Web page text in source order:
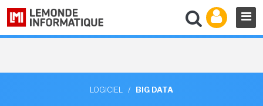
LOGICIEL / BIG DATA